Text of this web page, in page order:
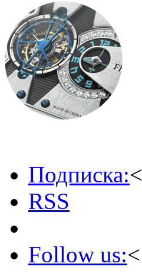
Подписка:<
RSS
Follow us:<